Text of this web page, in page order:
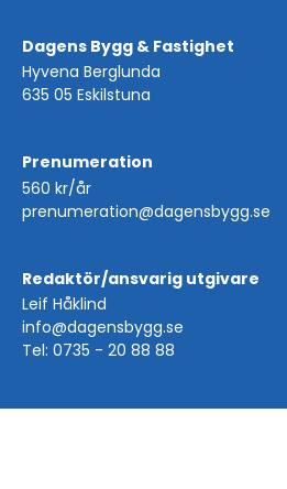
Dagens Bygg & Fastighet
Hyvena Berglunda
635 05 Eskilstuna
Prenumeration
560 kr/år
prenumeration@dagensbygg.se
Redaktör/ansvarig utgivare
Leif Håklind
info@dagensbygg.se
Tel: 0735 - 20 88 88